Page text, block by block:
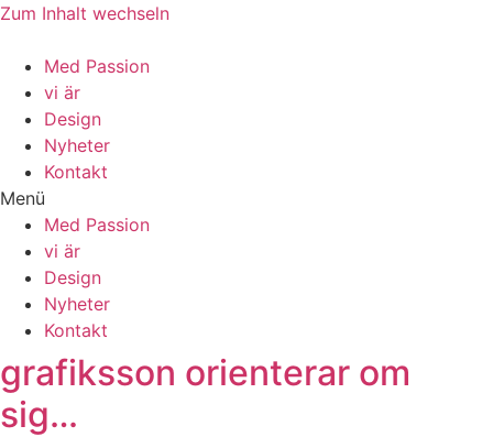
Zum Inhalt wechseln
Med Passion
vi är
Design
Nyheter
Kontakt
Menü
Med Passion
vi är
Design
Nyheter
Kontakt
grafiksson orienterar om
sig…